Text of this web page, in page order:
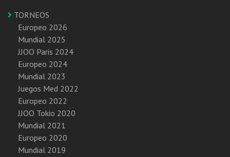
TORNEOS
Europeo 2026
Mundial 2025
JJOO Paris 2024
Europeo 2024
Mundial 2023
Juegos Med 2022
Europeo 2022
JJOO Tokio 2020
Mundial 2021
Europeo 2020
Mundial 2019